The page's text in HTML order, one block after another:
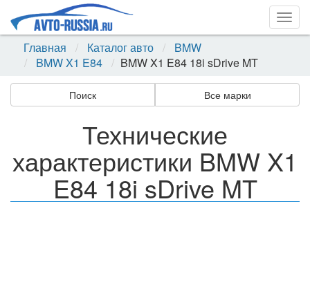
Главная
Каталог авто
BMW
BMW X1 E84
BMW X1 E84 18i sDrive MT
Поиск Все марки
Технические
характеристики BMW X1
E84 18i sDrive MT